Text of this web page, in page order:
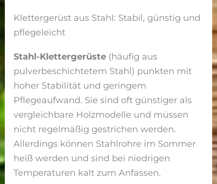
Klettergerüst aus Stahl: Stabil, günstig und
pflegeleicht
Stahl-Klettergerüste (häufig aus
pulverbeschichtetem Stahl) punkten mit
hoher Stabilität und geringem
Pflegeaufwand. Sie sind oft günstiger als
vergleichbare Holzmodelle und müssen
nicht regelmäßig gestrichen werden.
Allerdings können Stahlrohre im Sommer
heiß werden und sind bei niedrigen
Temperaturen kalt zum Anfassen.